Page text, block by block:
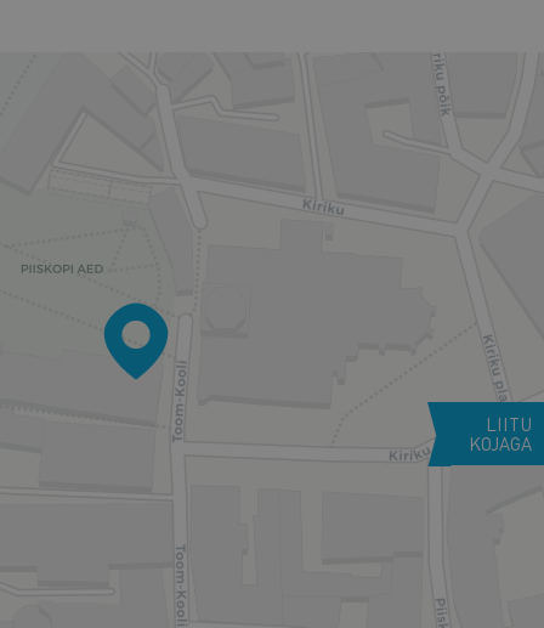
LIITU
KOJAGA